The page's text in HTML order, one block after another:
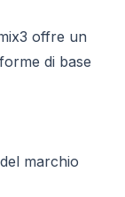
offre un
di base
marchio